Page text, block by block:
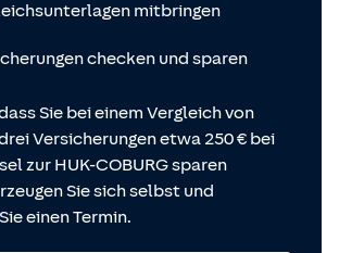
mitbringen
checken und sparen
Sie bei einem Vergleich von
Versicherungen etwa 250 € bei
zur HUK-COBURG sparen
Sie sich selbst und
einen Termin.